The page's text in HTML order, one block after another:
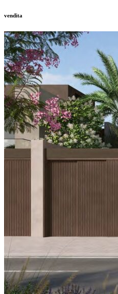
vendita